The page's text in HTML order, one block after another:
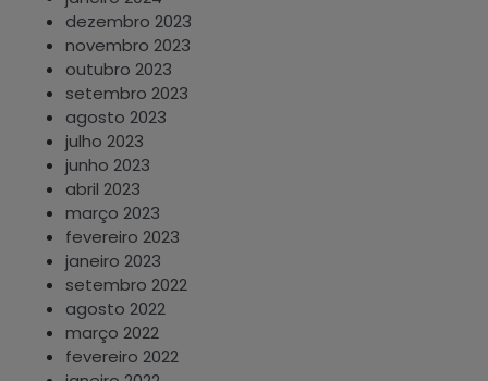
dezembro 2023
novembro 2023
outubro 2023
setembro 2023
agosto 2023
julho 2023
junho 2023
abril 2023
março 2023
fevereiro 2023
janeiro 2023
setembro 2022
agosto 2022
março 2022
fevereiro 2022